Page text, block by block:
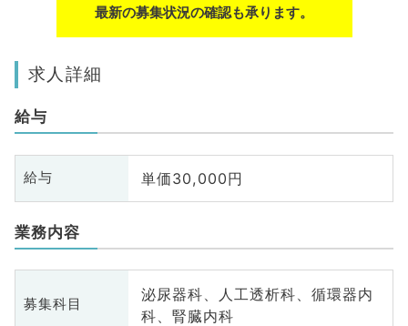
最新の募集状況の確認も承ります。
求人詳細
給与
給与 単価30,000円
業務内容
募集科目
泌尿器科、人工透析科、循環器内
科、腎臓内科